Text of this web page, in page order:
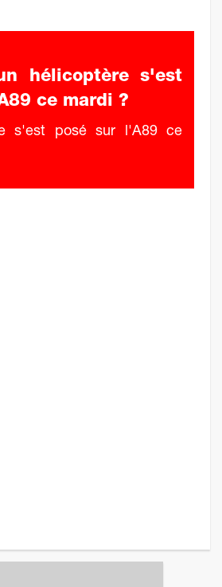
hélicoptère s'est
ce mardi ?
s'est posé sur l'A89 ce